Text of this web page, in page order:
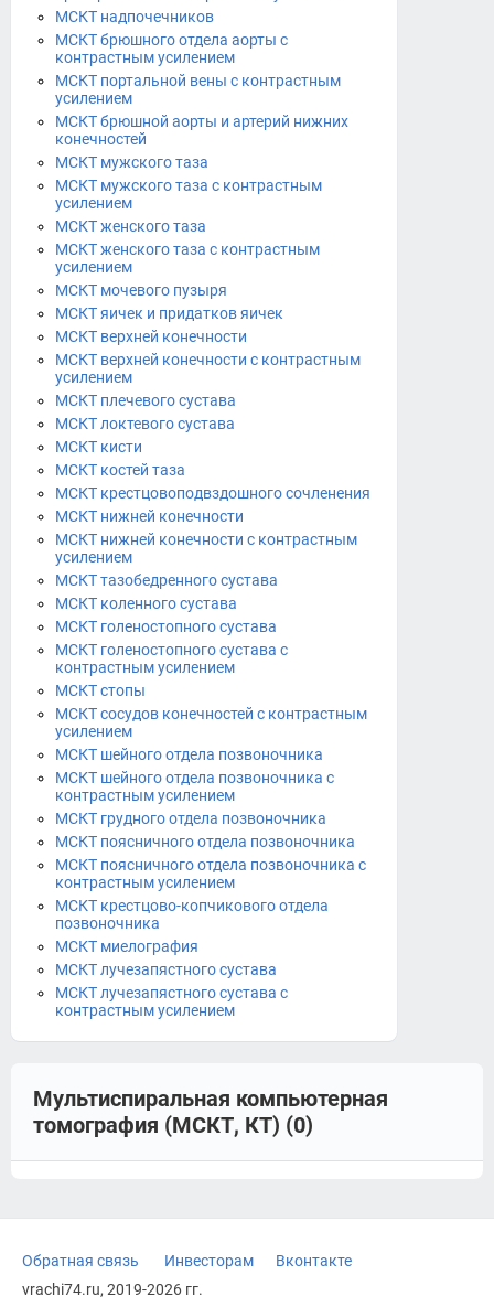
МСКТ надпочечников
МСКТ брюшного отдела аорты с
контрастным усилением
МСКТ портальной вены с контрастным
усилением
МСКТ брюшной аорты и артерий нижних
конечностей
МСКТ мужского таза
МСКТ мужского таза с контрастным
усилением
МСКТ женского таза
МСКТ женского таза с контрастным
усилением
МСКТ мочевого пузыря
МСКТ яичек и придатков яичек
МСКТ верхней конечности
МСКТ верхней конечности с контрастным
усилением
МСКТ плечевого сустава
МСКТ локтевого сустава
МСКТ кисти
МСКТ костей таза
МСКТ крестцовоподвздошного сочленения
МСКТ нижней конечности
МСКТ нижней конечности с контрастным
усилением
МСКТ тазобедренного сустава
МСКТ коленного сустава
МСКТ голеностопного сустава
МСКТ голеностопного сустава с
контрастным усилением
МСКТ стопы
МСКТ сосудов конечностей с контрастным
усилением
МСКТ шейного отдела позвоночника
МСКТ шейного отдела позвоночника с
контрастным усилением
МСКТ грудного отдела позвоночника
МСКТ поясничного отдела позвоночника
МСКТ поясничного отдела позвоночника с
контрастным усилением
МСКТ крестцово-копчикового отдела
позвоночника
МСКТ миелография
МСКТ лучезапястного сустава
МСКТ лучезапястного сустава с
контрастным усилением
Мультиспиральная компьютерная
томография (МСКТ, КТ) (0)
Обратная связь Инвесторам
Вконтакте
vrachi74.ru, 2019-2026 гг.